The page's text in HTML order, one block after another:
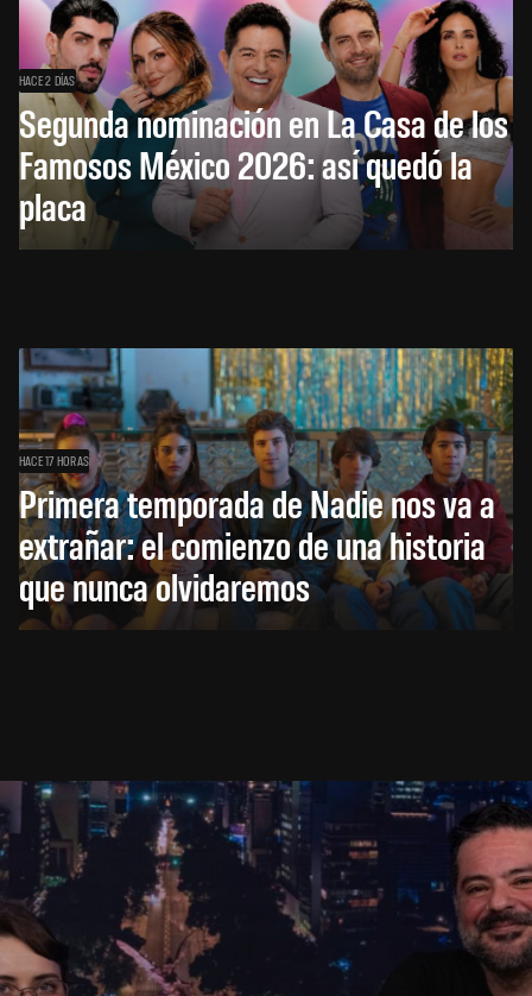
HACE 2 DÍAS
Segunda nominación en La Casa de los
Famosos México 2026: así quedó la
placa
HACE 17 HORAS
Primera temporada de Nadie nos va a
extrañar: el comienzo de una historia
que nunca olvidaremos